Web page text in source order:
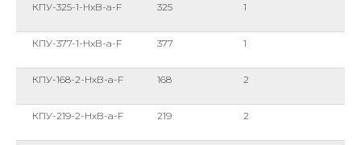
КПУ-325-1-HxB-a-F 325 1
КПУ-377-1-HxB-a-F 377 1
КПУ-168-2-HxB-a-F 168 2
КПУ-219-2-HxB-a-F 219 2